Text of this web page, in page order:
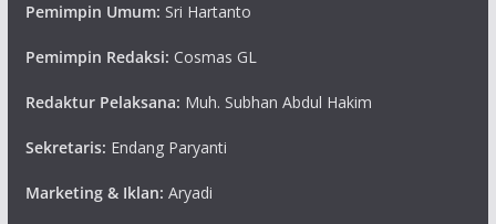
Pemimpin Umum: Sri Hartanto
Pemimpin Redaksi: Cosmas GL
Redaktur Pelaksana: Muh. Subhan Abdul Hakim
Sekretaris: Endang Paryanti
Marketing & Iklan: Aryadi